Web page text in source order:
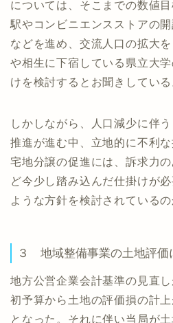
については、そこまでの数値
駅やコンビニエンスストアの
などを進め、交流人口の拡大
や相生に下宿している県立大
けを検討するとお聞きしている
しかしながら、人口減少に伴
推進が進む中、立地的に不利
宅地分譲の促進には、訴求力
ど今少し踏み込んだ仕掛けが
ような方針を検討されているの
３ 地域整備事業の土地評価
地方公営企業会計基準の見直
初予算から土地の評価損の計
となった。それに伴い当局が